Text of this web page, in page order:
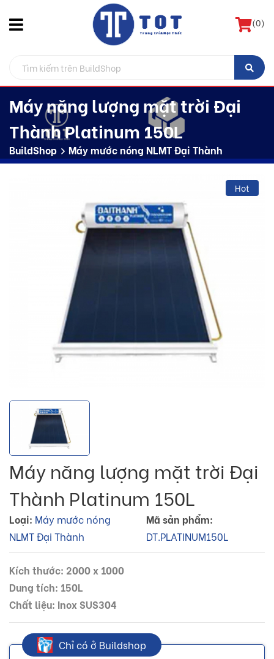
(0)
Máy năng lượng mặt trời Đại
Thành Platinum 150L
BuildShop Máy mước nóng NLMT Đại Thành
Hot
Máy năng lượng mặt trời Đại
Thành Platinum 150L
Loại: Máy mước nóng
NLMT Đại Thành
Mã sản phẩm:
DT.PLATINUM150L
Kích thước: 2000 x 1000
Dung tích: 150L
Chất liệu: Inox SUS304
Chỉ có ở Buildshop